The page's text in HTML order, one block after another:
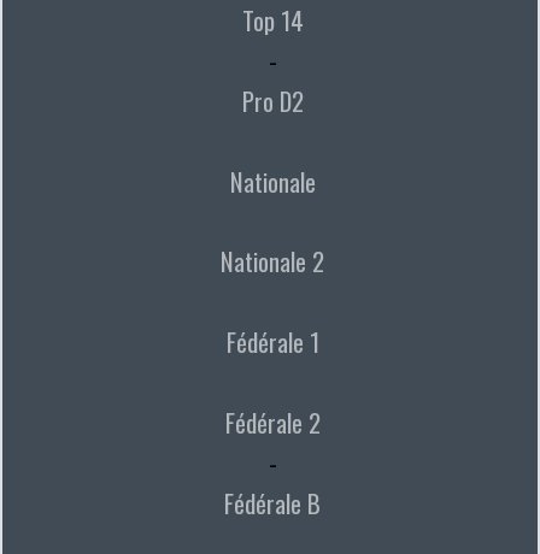
Top 14
-
Pro D2
Nationale
Nationale 2
Fédérale 1
Fédérale 2
-
Fédérale B